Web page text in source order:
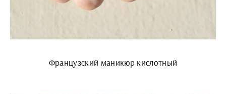
Французский маникюр кислотный